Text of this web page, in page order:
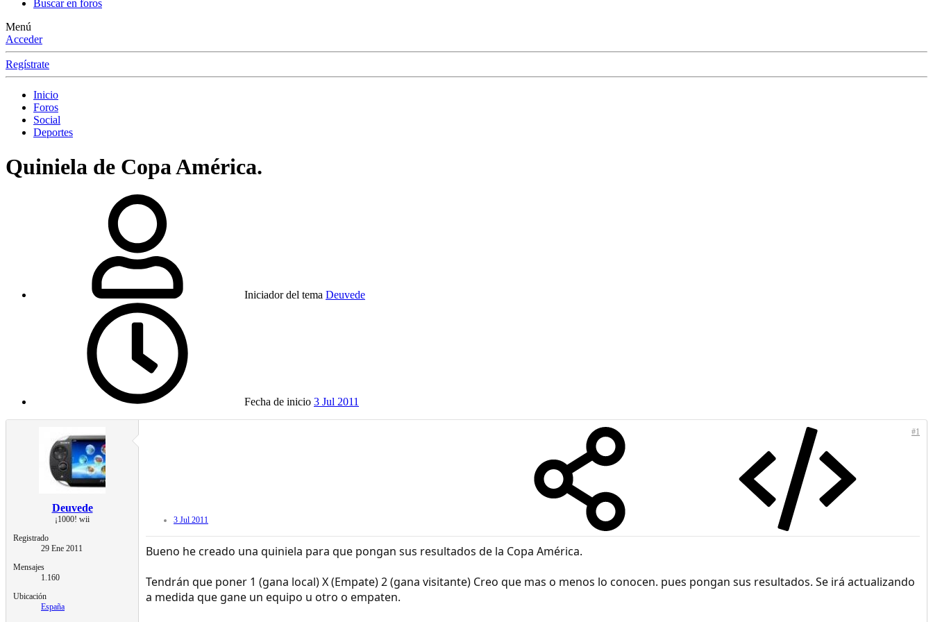
Buscar en foros
Menú
Acceder
Regístrate
Inicio
Foros
Social
Deportes
Quiniela de Copa América.
Iniciador del tema Deuvede
Fecha de inicio 3 Jul 2011
Deuvede
¡1000! wii
Registrado
29 Ene 2011
Mensajes
1.160
Ubicación
España
3 Jul 2011
#1
Bueno he creado una quiniela para que pongan sus resultados de la Copa América.
Tendrán que poner 1 (gana local) X (Empate) 2 (gana visitante) Creo que mas o menos lo conocen. pues pongan sus resultados. Se irá actualizando
a medida que gane un equipo u otro o empaten.